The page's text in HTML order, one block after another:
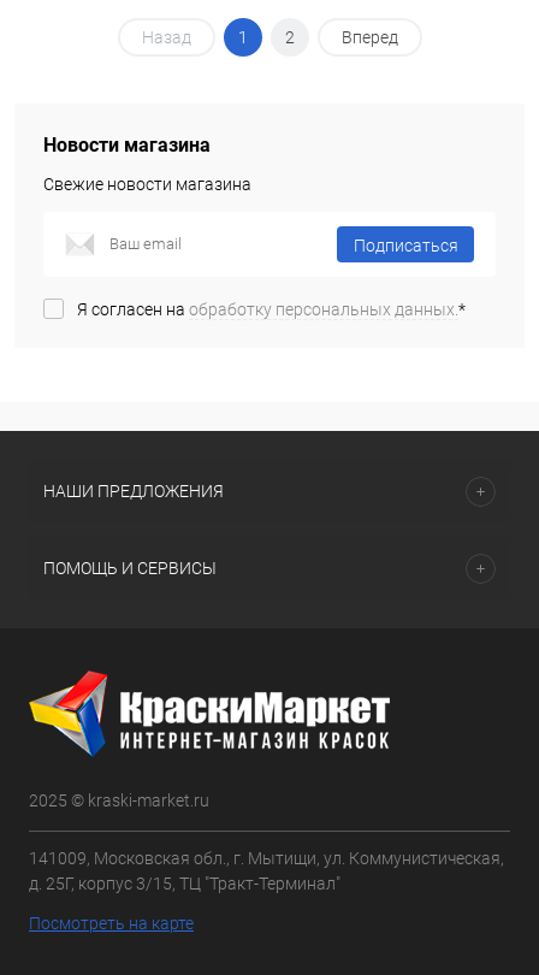
Назад 1 2 Вперед
Новости магазина
Свежие новости магазина
Подписаться
Я согласен на обработку персональных данных.*
НАШИ ПРЕДЛОЖЕНИЯ
ПОМОЩЬ И СЕРВИСЫ
2025 © kraski-market.ru
141009, Московская обл., г. Мытищи, ул. Коммунистическая,
д. 25Г, корпус 3/15, ТЦ "Тракт-Терминал"
Посмотреть на карте